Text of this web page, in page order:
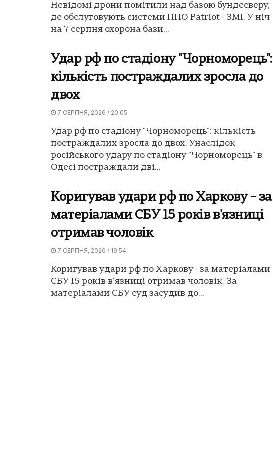
Невідомі дрони помітили над базою бундесверу,
де обслуговують системи ППО Patriot - ЗМІ. У ніч
на 7 серпня охорона бази...
Удар рф по стадіону "Чорноморець":
кількість постраждалих зросла до
двох
7 СЕРПНЯ, 2026 / 20:05
Удар рф по стадіону "Чорноморець": кількість
постраждалих зросла до двох. Унаслідок
російського удару по стадіону "Чорноморець" в
Одесі постраждали дві...
Коригував удари рф по Харкову – за
матеріалами СБУ 15 років в'язниці
отримав чоловік
7 СЕРПНЯ, 2026 / 19:54
Коригував удари рф по Харкову - за матеріалами
СБУ 15 років в'язниці отримав чоловік. За
матеріалами СБУ суд засудив до...